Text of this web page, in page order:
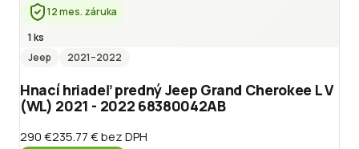
12 mes. záruka
1 ks
Jeep
2021–2022
Hnací hriadeľ predný Jeep Grand Cherokee L V
(WL) 2021 - 2022 68380042AB
290 €235.77 €bez DPH